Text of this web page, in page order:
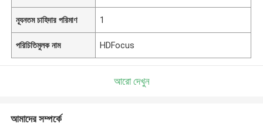
ন্যূনতম চাহিদার পরিমাণ 1
পরিচিতিমুলক নাম HDFocus
আরো দেখুন
আমাদের সম্পর্কে